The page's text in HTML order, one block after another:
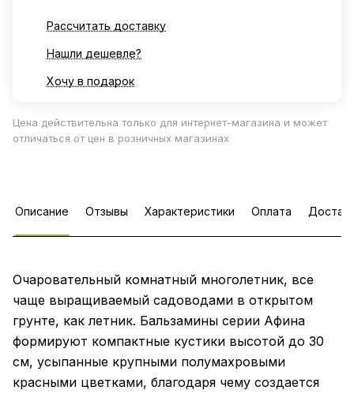
Рассчитать доставку
Нашли дешевле?
Хочу в подарок
Цена действительна только для интернет-магазина и может
отличаться от цен в розничных магазинах
Описание Отзывы Характеристики Оплата
Очаровательный комнатный многолетник, все
чаще выращиваемый садоводами в открытом
грунте, как летник. Бальзамины серии Афина
формируют компактные кустики высотой до 30
см, усыпанные крупными полумахровыми
красными цветками, благодаря чему создается